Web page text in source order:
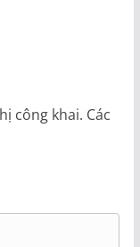
công khai. Các